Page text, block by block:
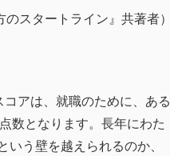
スタートライン』共著者）
アは、就職のために、ある
数となります。長年にわた
う壁を越えられるのか、